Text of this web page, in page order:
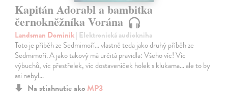
Kapitán Adorabl a bambitka
černokněžníka Vorána
Landsman Dominik| Elektronická audiokniha
Toto je příběh ze Sedmimoří… vlastně teda jako druhý příběh ze
Sedmimoří. A jako takový má určitá pravidla: Všeho víc! Víc
výbuchů, víc přestřelek, víc dostaveníček holek s klukama… ale to by
asi nebyl…
Na stiahnutie ako MP3